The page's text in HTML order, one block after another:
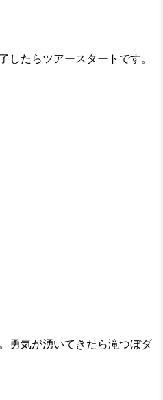
たらツアースタートです。
勇気が湧いてきたら滝つぼダ